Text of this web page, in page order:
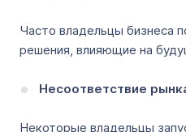
Часто владельцы бизнеса
решения, влияющие на
Несоответствие
Некоторые владельцы